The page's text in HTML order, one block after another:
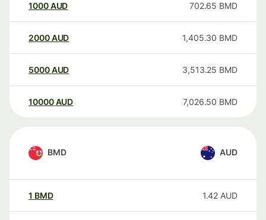
1000AUD 702.65 BMD
2000AUD 1,405.30 BMD
5000AUD 3,513.25 BMD
10000 AUD 7,026.50 BMD
BMD AUD
1 BMD 1.42 AUD